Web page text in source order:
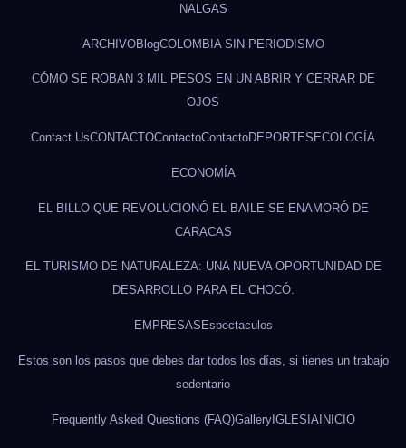
NALGAS
ARCHIVOBlogCOLOMBIA SIN PERIODISMO
CÓMO SE ROBAN 3 MIL PESOS EN UN ABRIR Y CERRAR DE
OJOS
Contact UsCONTACTOContactoContactoDEPORTES ECOLOGÍA
ECONOMÍA
EL BILLO QUE REVOLUCIONÓ EL BAILE SE ENAMORÓ DE
CARACAS
EL TURISMO DE NATURALEZA: UNA NUEVA OPORTUNIDAD DE
DESARROLLO PARA EL CHOCÓ.
EMPRESAS Espectaculos
Estos son los pasos que debes dar todos los días, si tienes un trabajo
sedentario
Frequently Asked Questions (FAQ)GalleryIGLESIA INICIO